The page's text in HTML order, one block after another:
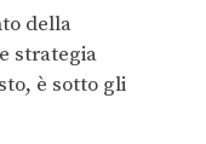
della
strategia
è sotto gli